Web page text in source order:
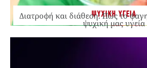
ΨΥΧΙΚΗ ΥΓΕΙΑ
Διατροφή και διάθεση: Πώς το
ψυχική μας υγεία